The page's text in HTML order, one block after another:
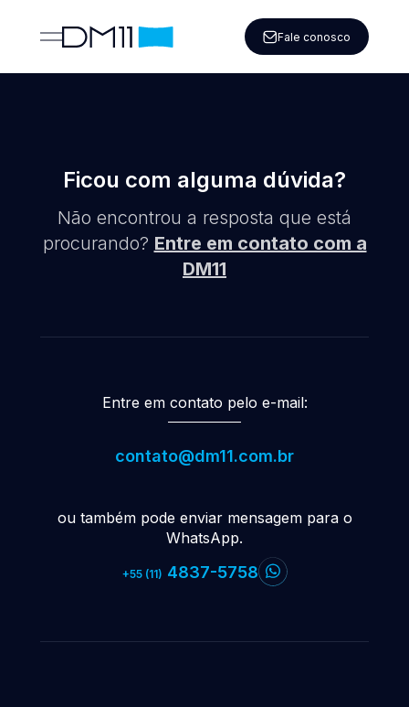
Fale conosco
Ficou com alguma dúvida?
Não encontrou a resposta que está
procurando? Entre em contato com a
DM11
Entre em contato pelo e-mail:
contato@dm11.com.br
ou também pode enviar mensagem para o
WhatsApp.
+55 (11) 4837-5758